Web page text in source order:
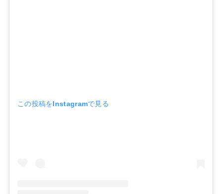
この投稿をInstagramで見る